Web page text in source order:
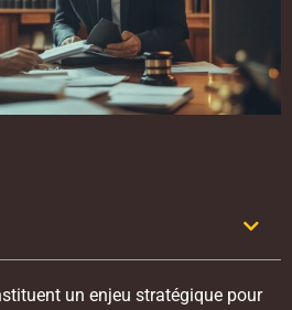
un enjeu stratégique pour